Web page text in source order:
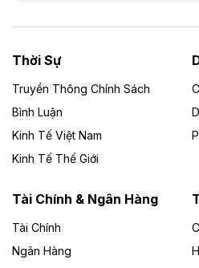
Dự án Nhà máy xử lý rác và
Công ty TNHH Năng lượng
Theo vietnamfinance.vn
Đức Long Gia Lai mở
Lai
Bốn doanh nghiệp có sự góp
phần Tập đoàn Đức Long Gia
Thời Sự
Truyền Thông Chính Sách
Bình Luận
Kinh Tế Việt Nam
Kinh Tế Thế Giới
Tài Chính & Ngân Hàng
Tài Chính
Ngân Hàng